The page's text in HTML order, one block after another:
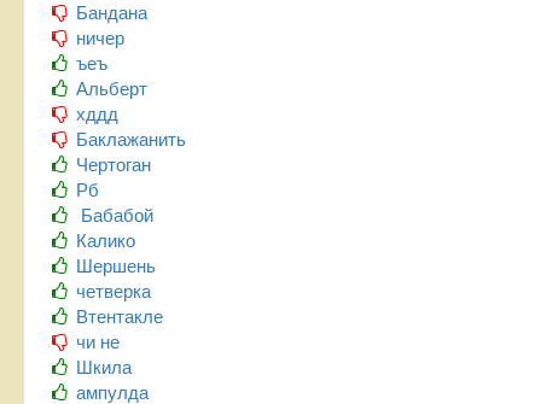
Бандана
ничер
ъеъ
Альберт
хддд
Баклажанить
Чертоган
Рб
Бабабой
Калико
Шершень
четверка
Втентакле
чи не
Шкила
ампулда